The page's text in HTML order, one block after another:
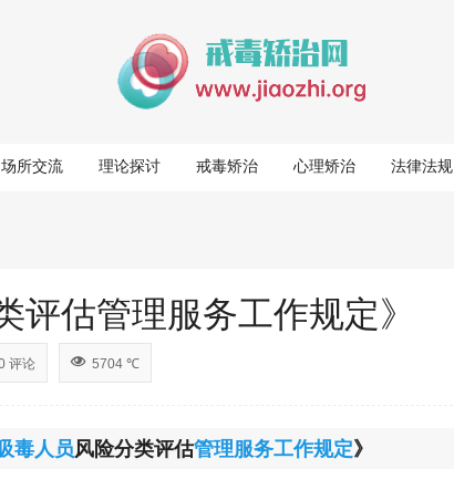
场所交流 理论探讨 戒毒矫治 心理矫治 法律法规
评估管理服务工作规定》
评论 5704 ℃
毒人员风险分类评估管理服务工作规定》